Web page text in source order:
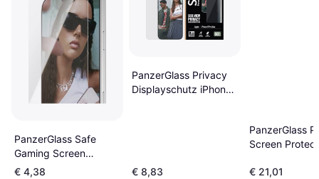
PanzerGlass Safe
Gaming Screen
Protector Ultra Wide
€ 4,38
PanzerGlass Privacy
Displayschutz iPhone
€ 8,83
PanzerGlass
Screen
17 Pro Max
€ 21,01